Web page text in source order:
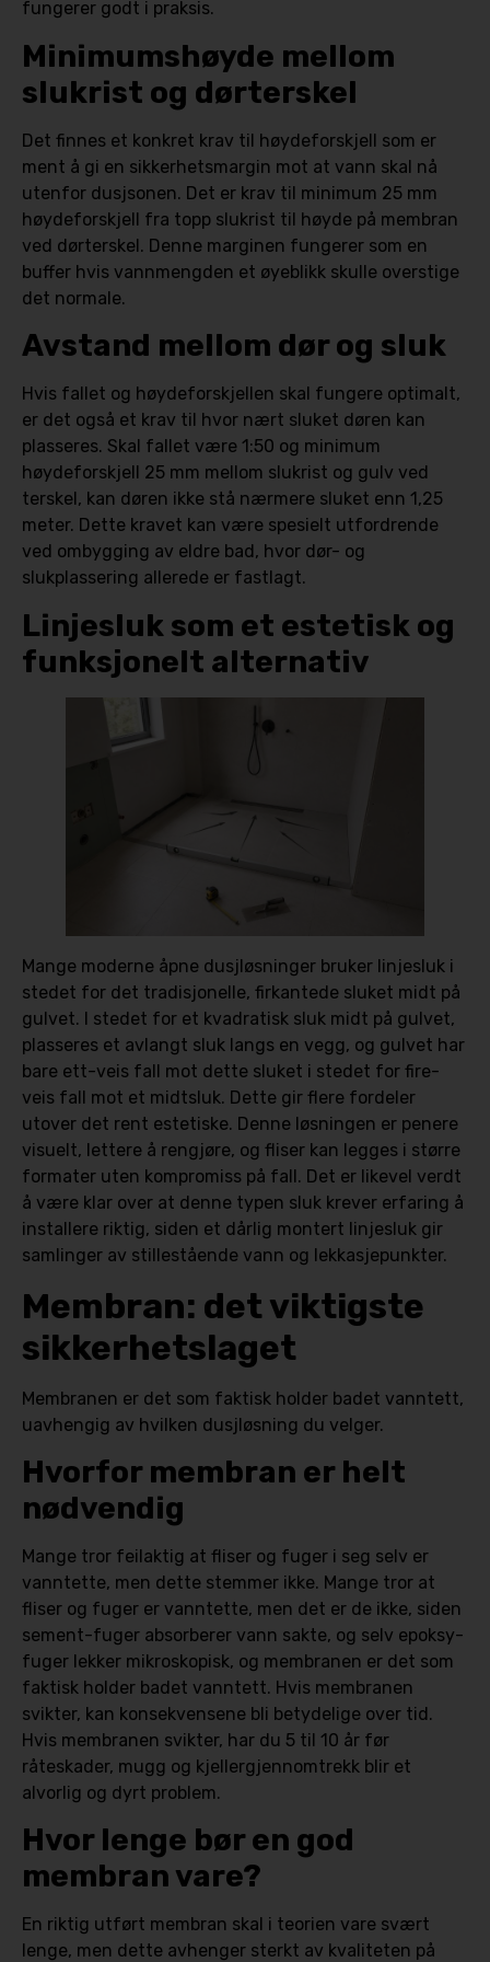
fungerer godt i praksis.
Minimumshøyde mellom
slukrist og dørterskel
Det finnes et konkret krav til høydeforskjell som er
ment å gi en sikkerhetsmargin mot at vann skal nå
utenfor dusjsonen. Det er krav til minimum 25 mm
høydeforskjell fra topp slukrist til høyde på membran
ved dørterskel. Denne marginen fungerer som en
buffer hvis vannmengden et øyeblikk skulle overstige
det normale.
Avstand mellom dør og sluk
Hvis fallet og høydeforskjellen skal fungere optimalt,
er det også et krav til hvor nært sluket døren kan
plasseres. Skal fallet være 1:50 og minimum
høydeforskjell 25 mm mellom slukrist og gulv ved
terskel, kan døren ikke stå nærmere sluket enn 1,25
meter. Dette kravet kan være spesielt utfordrende
ved ombygging av eldre bad, hvor dør- og
slukplassering allerede er fastlagt.
Linjesluk som et estetisk og
funksjonelt alternativ
Mange moderne åpne dusjløsninger bruker linjesluk i
stedet for det tradisjonelle, firkantede sluket midt på
gulvet. I stedet for et kvadratisk sluk midt på gulvet,
plasseres et avlangt sluk langs en vegg, og gulvet har
bare ett-veis fall mot dette sluket i stedet for fire-
veis fall mot et midtsluk. Dette gir flere fordeler
utover det rent estetiske. Denne løsningen er penere
visuelt, lettere å rengjøre, og fliser kan legges i større
formater uten kompromiss på fall. Det er likevel verdt
å være klar over at denne typen sluk krever erfaring å
installere riktig, siden et dårlig montert linjesluk gir
samlinger av stillestående vann og lekkasjepunkter.
Membran: det viktigste
sikkerhetslaget
Membranen er det som faktisk holder badet vanntett,
uavhengig av hvilken dusjløsning du velger.
Hvorfor membran er helt
nødvendig
Mange tror feilaktig at fliser og fuger i seg selv er
vanntette, men dette stemmer ikke. Mange tror at
fliser og fuger er vanntette, men det er de ikke, siden
sement-fuger absorberer vann sakte, og selv epoksy-
fuger lekker mikroskopisk, og membranen er det som
faktisk holder badet vanntett. Hvis membranen
svikter, kan konsekvensene bli betydelige over tid.
Hvis membranen svikter, har du 5 til 10 år før
råteskader, mugg og kjellergjennomtrekk blir et
alvorlig og dyrt problem.
Hvor lenge bør en god
membran vare?
En riktig utført membran skal i teorien vare svært
lenge, men dette avhenger sterkt av kvaliteten på